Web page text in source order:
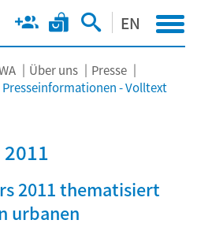
EN
Über uns
Presse
Presseinformationen - Volltext
2011
2011 thematisiert
urbanen